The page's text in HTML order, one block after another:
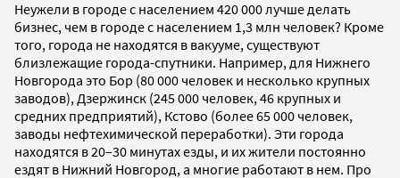
Неужели в городе с населением 420 000 лучше делать
бизнес, чем в городе с населением 1,3 млн человек? Кроме
того, города не находятся в вакууме, существуют
близлежащие города-спутники. Например, для Нижнего
Новгорода это Бор (80 000 человек и несколько крупных
заводов), Дзержинск (245 000 человек, 46 крупных и
средних предприятий), Кстово (более 65 000 человек,
заводы нефтехимической переработки). Эти города
находятся в 20–30 минутах езды, и их жители постоянно
ездят в Нижний Новгород, а многие работают в нем. Про